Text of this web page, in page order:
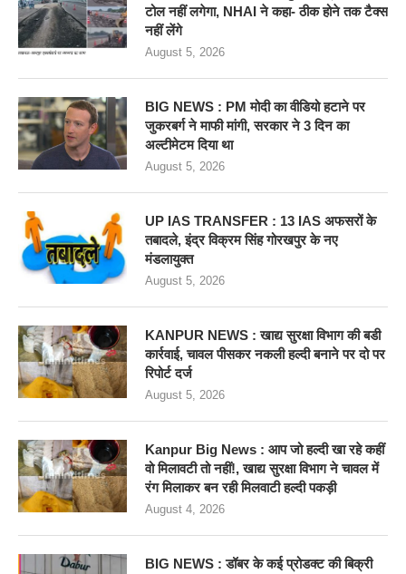
टोल नहीं लगेगा, NHAI ने कहा- ठीक होने तक टैक्स
नहीं लेंगे
August 5, 2026
BIG NEWS : PM मोदी का वीडियो हटाने पर
जुकरबर्ग ने माफी मांगी, सरकार ने 3 दिन का
अल्टीमेटम दिया था
August 5, 2026
UP IAS TRANSFER : 13 IAS अफसरों के
तबादले, इंद्र विक्रम सिंह गोरखपुर के नए
मंडलायुक्त
August 5, 2026
KANPUR NEWS : खाद्य सुरक्षा विभाग की बडी
कार्रवाई, चावल पीसकर नकली हल्दी बनाने पर दो पर
रिपोर्ट दर्ज
August 5, 2026
Kanpur Big News : आप जो हल्दी खा रहे कहीं
वो मिलावटी तो नहीं!, खाद्य सुरक्षा विभाग ने चावल में
रंग मिलाकर बन रही मिलवाटी हल्दी पकड़ी
August 4, 2026
BIG NEWS : डॉबर के कई प्रोडक्ट की बिक्री